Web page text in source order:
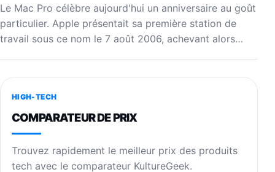
Le Mac Pro célèbre aujourd'hui un anniversaire au goût
particulier. Apple présentait sa première station de
travail sous ce nom le 7 août 2006, achevant alors…
HIGH-TECH
COMPARATEUR DE PRIX
Trouvez rapidement le meilleur prix des produits
tech avec le comparateur KultureGeek.